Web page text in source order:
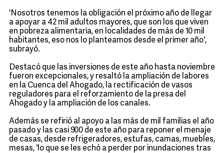
'Nosotros tenemos la obligación el próximo año de llegar
a apoyar a 42 mil adultos mayores, que son los que viven
en pobreza alimentaria, en localidades de más de 10 mil
habitantes, eso nos lo planteamos desde el primer año',
subrayó.
Destacó que las inversiones de este año hasta noviembre
fueron excepcionales, y resaltó la ampliación de labores
en la Cuenca del Ahogado, la rectificación de vasos
reguladores para el reforzamiento de la presa del
Ahogado y la ampliación de los canales.
Además se refirió al apoyo a las más de mil familias el año
pasado y las casi 900 de este año para reponer el menaje
de casas, desde refrigeradores, estufas, camas, muebles,
mesas, 'lo que se les echó a perder por inundaciones tras